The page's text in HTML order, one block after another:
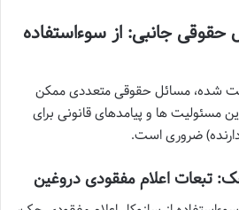
جانبی: از سوءاستفاده
مسائل حقوقی متعددی ممکن
مسئولیت ها و پیامدهای قانونی برای
ضروری است.
تبعات اعلام مفقودی دروغین